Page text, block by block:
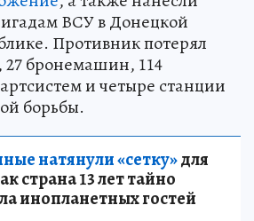
ВСУ в Донецкой
Противник потерял
27 бронемашин, 114
и четыре станции
борьбы.
натянули «сетку»для
страна 13 лет тайно
инопланетных гостей